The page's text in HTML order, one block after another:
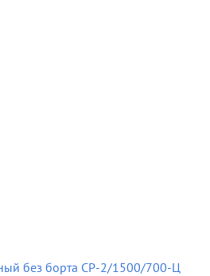
без борта СР-2/1500/700-Ц